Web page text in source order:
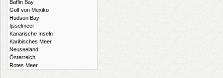
Baffin Bay
Golf von Mexiko
Hudson Bay
Ijsselmeer
Kanarische Inseln
Karibisches Meer
Neuseeland
Österreich
Rotes Meer